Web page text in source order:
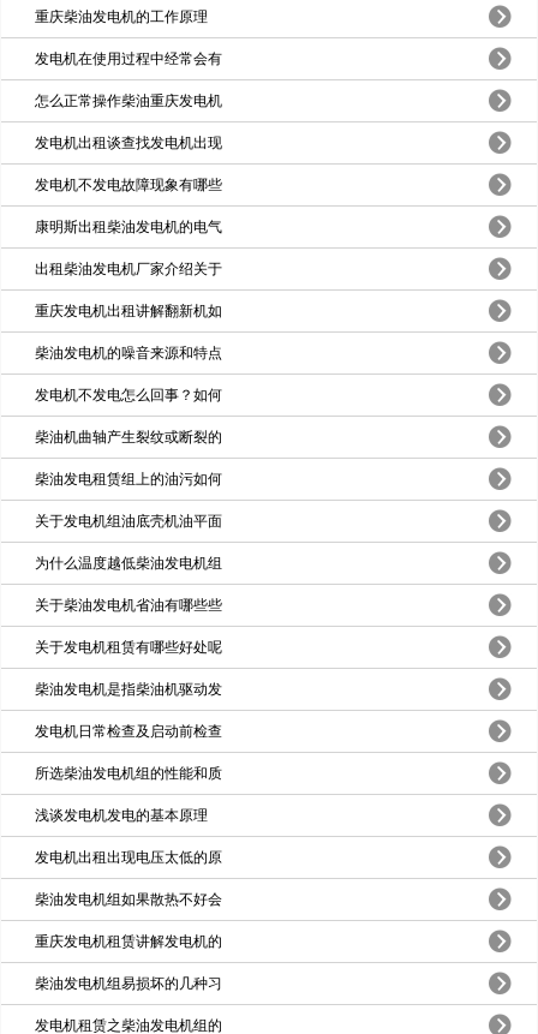
重庆柴油发电机的工作原理
发电机在使用过程中经常会有
怎么正常操作柴油重庆发电机
发电机出租谈查找发电机出现
发电机不发电故障现象有哪些
康明斯出租柴油发电机的电气
出租柴油发电机厂家介绍关于
重庆发电机出租讲解翻新机如
柴油发电机的噪音来源和特点
发电机不发电怎么回事？如何
柴油机曲轴产生裂纹或断裂的
柴油发电租赁组上的油污如何
关于发电机组油底壳机油平面
为什么温度越低柴油发电机组
关于柴油发电机省油有哪些些
关于发电机租赁有哪些好处呢
柴油发电机是指柴油机驱动发
发电机日常检查及启动前检查
所选柴油发电机组的性能和质
浅谈发电机发电的基本原理
发电机出租出现电压太低的原
柴油发电机组如果散热不好会
重庆发电机租赁讲解发电机的
柴油发电机组易损坏的几种习
发电机租赁之柴油发电机组的